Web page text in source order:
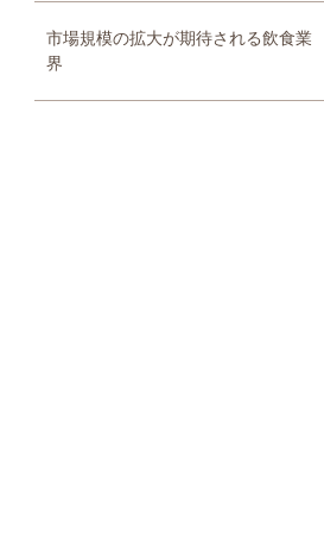
市場規模の拡大が期待される飲食業
界